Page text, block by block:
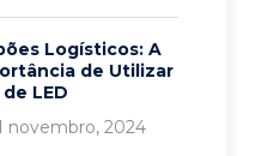
Logísticos: A
de Utilizar
LED
novembro, 2024